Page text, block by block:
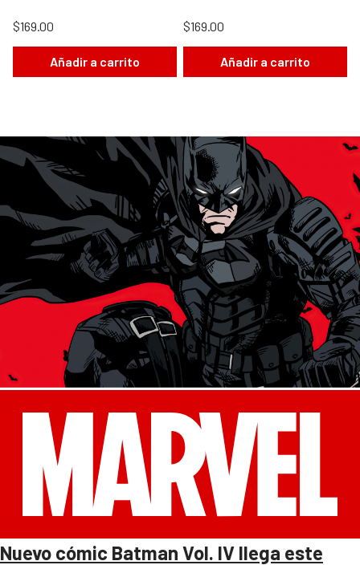
$169.00
Añadir a carrito
$169.00
Añadir a carrito
Nuevo cómic Batman Vol. IV llega este